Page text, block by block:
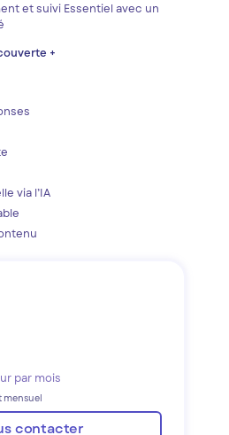
et suivi Essentiel avec un
+
via l’IA
par mois
mensuel
contacter